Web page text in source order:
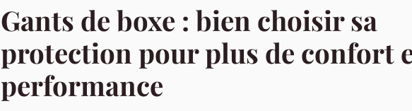
Gants de boxe : bien choisir sa
protection pour plus de confort
performance